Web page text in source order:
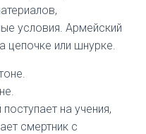
условия. Армейский
цепочке или шнурке.
на учения,
смертник с